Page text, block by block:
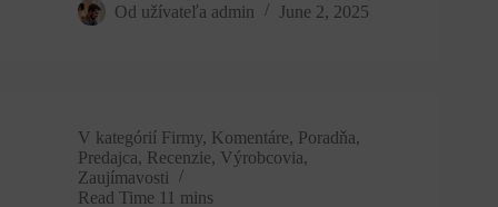
Od užívateľa admin June 2, 2025
V kategórií Firmy, Komentáre, Poradňa,
Predajca, Recenzie, Výrobcovia,
Zaujímavosti
Read Time 11 mins